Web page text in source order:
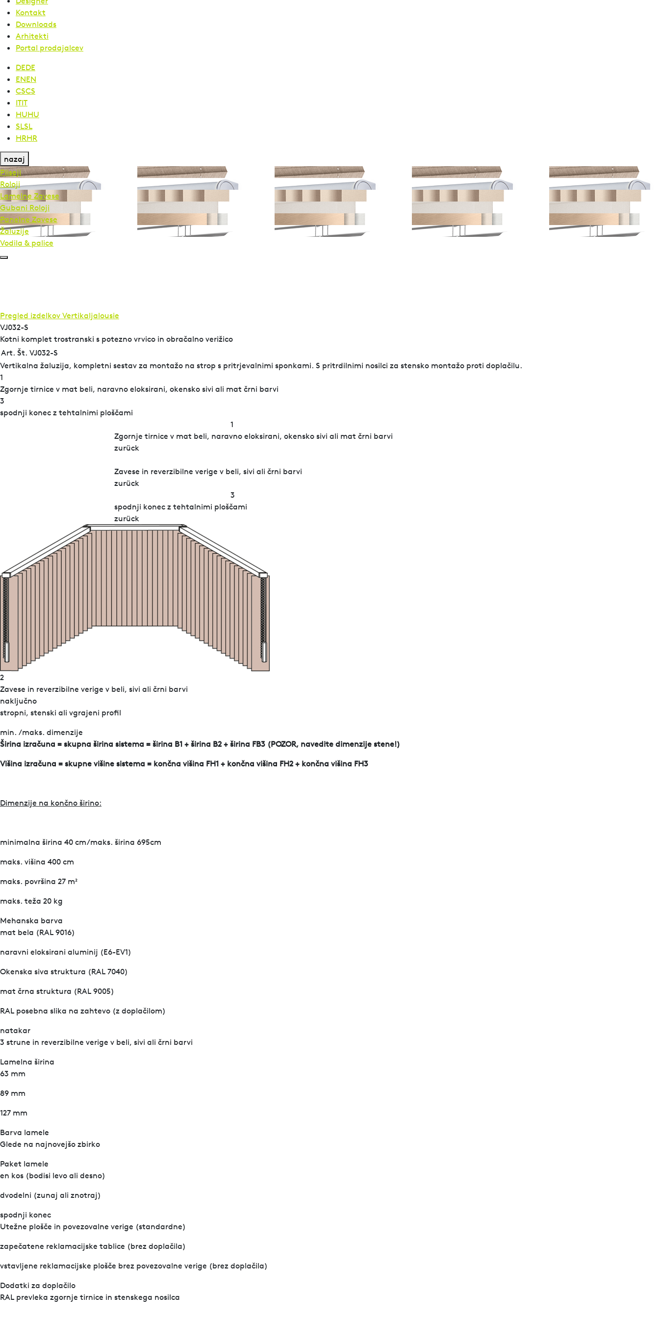
Kontakt
Downloads
Arhitekti
Portal prodajalcev
DEDE
ENEN
CSCS
ITIT
HUHU
SLSL
HRHR
nazaj
Pliseji
Roloji
Lamelne Zavese
Gubani Roloji
Panelne Zavese
Žaluzije
Vodila & palice
Pregled izdelkov Vertikaljalousie
VJ032-S
Kotni komplet trostranski s potezno vrvico in obračalno verižico
Art. Št. VJ032-S
Vertikalna žaluzija, kompletni sestav za montažo na strop s pritrjevalnimi sponkami. S pritrdilnimi nosilci za stensko montažo proti doplačilu.
1
Zgornje tirnice v mat beli, naravno eloksirani, okensko sivi ali mat črni barvi
3
spodnji konec z tehtalnimi ploščami
1
Zgornje tirnice v mat beli, naravno eloksirani, okensko sivi ali mat črni barvi
zurück
Zavese in reverzibilne verige v beli, sivi ali črni barvi
zurück
3
spodnji konec z tehtalnimi ploščami
zurück
2
Zavese in reverzibilne verige v beli, sivi ali črni barvi
naključno
stropni, stenski ali vgrajeni profil
min. /maks. dimenzije
Širina izračuna = skupna širina sistema = širina B1 + širina B2 + širina FB3 (POZOR, navedite dimenzije stene!)
Višina izračuna = skupne višine sistema = končna višina FH1 + končna višina FH2 + končna višina FH3
Dimenzije na končno širino:
minimalna širina 40 cm/maks. širina 695cm
maks. višina 400 cm
maks. površina 27 m²
maks. teža 20 kg
Mehanska barva
mat bela (RAL 9016)
naravni eloksirani aluminij (E6-EV1)
Okenska siva struktura (RAL 7040)
mat črna struktura (RAL 9005)
RAL posebna slika na zahtevo (z doplačilom)
natakar
3 strune in reverzibilne verige v beli, sivi ali črni barvi
Lamelna širina
63 mm
89 mm
127 mm
Barva lamele
Glede na najnovejšo zbirko
Paket lamele
en kos (bodisi levo ali desno)
dvodelni (zunaj ali znotraj)
spodnji konec
Utežne plošče in povezovalne verige (standardne)
zapečatene reklamacijske tablice (brez doplačila)
vstavljene reklamacijske plošče brez povezovalne verige (brez doplačila)
Dodatki za doplačilo
RAL prevleka zgornje tirnice in stenskega nosilca